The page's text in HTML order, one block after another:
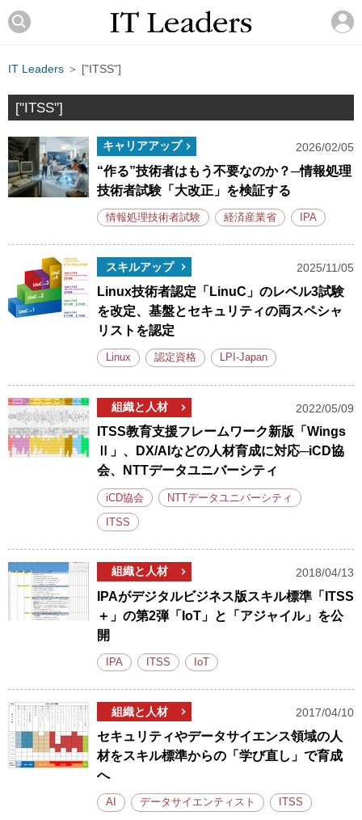
IT Leaders ＞ ["ITSS"]
["ITSS"]
キャリアアップ 2026/02/05
“作る”技術者はもう不要なのか？─情報処理
技術者試験「大改正」を検証する
情報処理技術者試験 経済産業省 IPA
スキルアップ 2025/11/05
Linux技術者認定「LinuC」のレベル3試験
を改定、基盤とセキュリティの両スペシャ
リストを認定
Linux 認定資格 LPI-Japan
組織と人材 2022/05/09
ITSS教育支援フレームワーク新版「Wings
Ⅱ」、DX/AIなどの人材育成に対応─iCD協
会、NTTデータユニバーシティ
iCD協会 NTTデータユニバーシティ
ITSS
組織と人材 2018/04/13
IPAがデジタルビジネス版スキル標準「ITSS
＋」の第2弾「IoT」と「アジャイル」を公
開
IPA ITSS IoT
組織と人材 2017/04/10
セキュリティやデータサイエンス領域の人
材をスキル標準からの「学び直し」で育成
へ
AI データサイエンティスト ITSS